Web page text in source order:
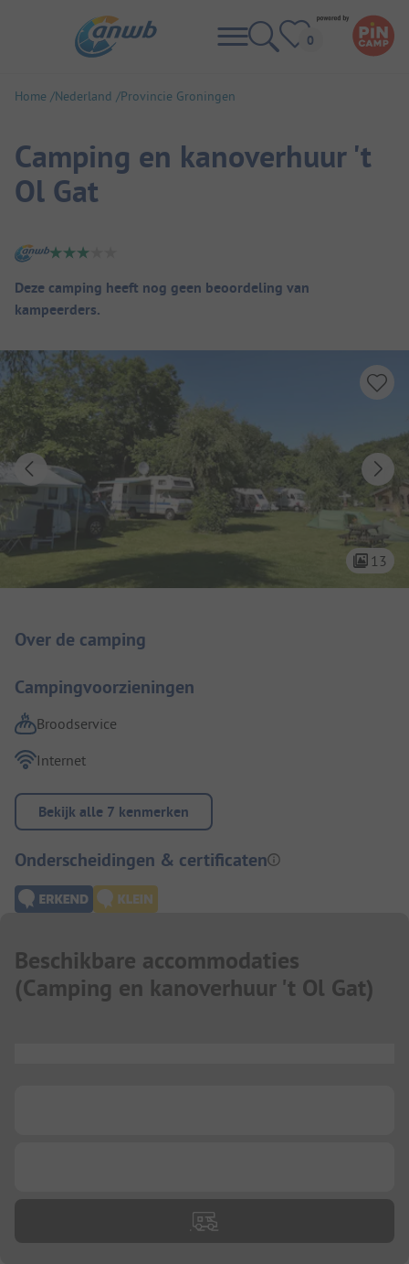
Home Nederland Provincie Groningen
Camping en kanoverhuur 't
Ol Gat
Camping overzicht
Deze camping heeft nog geen beoordeling van
kampeerders.
13
Over de camping
Campingvoorzieningen
Broodservice
Internet
Bekijk alle 7 kenmerken
Onderscheidingen & certificaten
Beschikbare accommodaties
(Camping en kanoverhuur 't Ol Gat)